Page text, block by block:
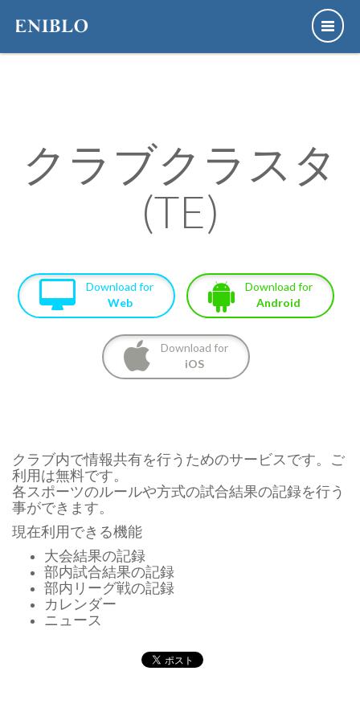
クラブクラスタ
(TE)
Download for
Web
Download for
Android
Download for
iOS
クラブ内で情報共有を行うためのサービスです。ご
利用は無料です。
各スポーツのルールや方式の試合結果の記録を行う
事ができます。
現在利用できる機能
大会結果の記録
部内試合結果の記録
部内リーグ戦の記録
カレンダー
ニュース